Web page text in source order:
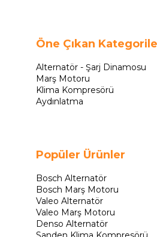
Öne Çıkan
Alternatör - Şarj Dinamosu
Marş Motoru
Klima Kompresörü
Aydınlatma
Popüler Ürünler
Bosch Alternatör
Bosch Marş Motoru
Valeo Alternatör
Valeo Marş Motoru
Denso Alternatör